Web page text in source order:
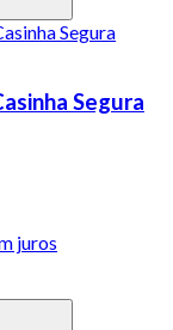
Segura
juros